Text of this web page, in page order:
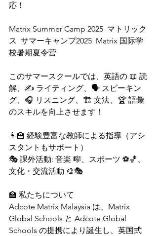
応！
Matrix Summer Camp 2025  マトリック
ス  サマーキャンプ2025  Matrix 国际学
校暑期夏令营
このサマースクールでは、英語の 📖 読
解、✍️ ライティング、🗣 スピーキン
グ、🎧 リスニング、🏗 文法、🏆 語彙
のスキルを向上させます！
👩‍🏫 経験豊富な教師による指導（アシ
スタントもサポート）
🎭 課外活動: 音楽 🎼、スポーツ ⚽🏀、
文化・交流活動 🎨🎭
🏫 私たちについて
Adcote Matrix Malaysia は、Matrix
Global Schools と Adcote Global
Schools の提携により誕生し、英国式